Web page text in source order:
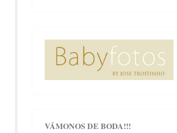
VÁMONOS DE BODA!!!